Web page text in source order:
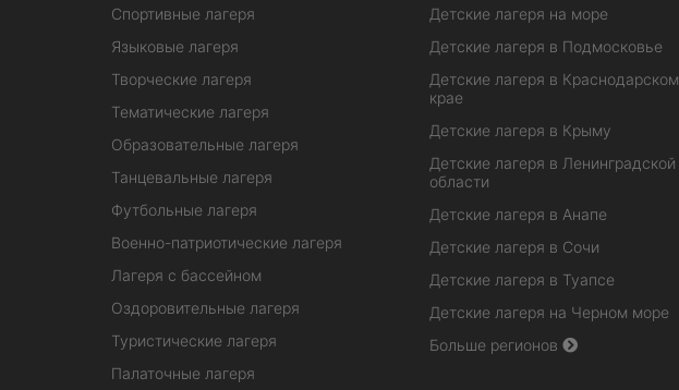
Спортивные лагеря
Языковые лагеря
Творческие лагеря
Тематические лагеря
Образовательные лагеря
Танцевальные лагеря
Футбольные лагеря
Военно-патриотические лагеря
Лагеря с бассейном
Оздоровительные лагеря
Туристические лагеря
Палаточные лагеря
Детские лагеря на море
Детские лагеря в Подмосковье
Детские лагеря в Краснодарском
крае
Детские лагеря в Крыму
Детские лагеря в Ленинградской
области
Детские лагеря в Анапе
Детские лагеря в Сочи
Детские лагеря в Туапсе
Детские лагеря на Черном море
Больше регионов